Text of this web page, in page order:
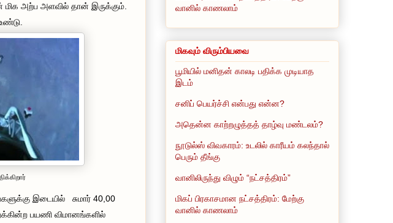
மிக அற்ப அளவில் தான் இருக்கும்.
இடையில் சுமார் 40,00
பயணி விமானங்களில்
வானில் காணலாம்
மிகவும் விரும்பியவை
பூமியில் மனிதன் காலடி பதிக்க முடியாத
இடம்
சனிப் பெயர்ச்சி என்பது என்ன?
அதென்ன காற்றழுத்தத் தாழ்வு மண்டலம்?
நூடுல்ஸ் விவகாரம்: உடலில் காரீயம் கலந்தால்
பெரும் தீங்கு
வானிலிருந்து விழும் “நட்சத்திரம்”
மிகப் பிரகாசமான நட்சத்திரம்: மேற்கு
வானில் காணலாம்